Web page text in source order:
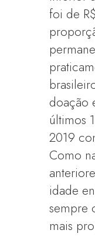
foi de
doação
últimos
2019
Como
idade
sempre
mais